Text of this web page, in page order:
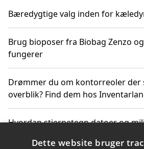
Bæredygtige valg inden for
Brug bioposer fra Biobag Zenzo
fungerer
Drømmer du om kontorreoler der
overblik? Find dem hos
Hvordan stjernetegn datoer og
Dette website bruger